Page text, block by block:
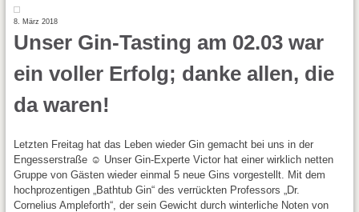
8. März 2018
Unser Gin-Tasting am 02.03 war
ein voller Erfolg; danke allen, die
da waren!
Letzten Freitag hat das Leben wieder Gin gemacht bei uns in der
Engesserstraße ☺ Unser Gin-Experte Victor hat einer wirklich netten
Gruppe von Gästen wieder einmal 5 neue Gins vorgestellt. Mit dem
hochprozentigen „Bathtub Gin“ des verrückten Professors „Dr.
Cornelius Ampleforth“, der sein Gewicht durch winterliche Noten von